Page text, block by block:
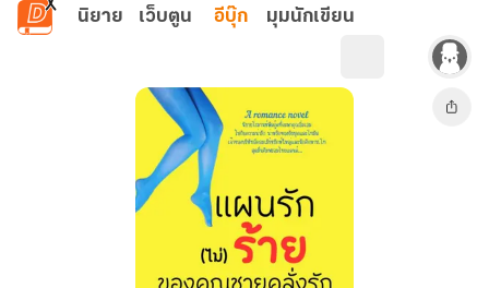
ข้ามไปยังเนื้อหาหลัก
นิยาย เว็บตูน อีบุ๊ก มุมนักเขียน